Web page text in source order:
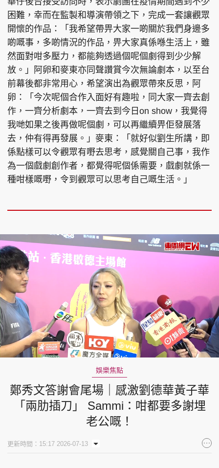
困難，幸而在監製和導演帶領之下，完成一套讓觀眾
開懷的作品：「我希望帶畀大家一啲關於我們身邊多
啲嘅事，多啲情況的作品，畀大家真係喺生活上，雖
然面對咁多壓力，都能夠透過個呢個劇得到少少解
放。」阿卵和麥東亦同聲讚賞今次無論劇本，以至台
前幕後都非常用心，希望演出為觀眾帶來反思，阿
卵：「今次呢個合作入面好有趣啦，同大家一齊去創
作，一齊分析劇本，一齊去到今日on show，我覺得
我哋如果之後再做呢個劇，可以再繼續畀佢發展落
去，仲有得再發展。」麥東：「就好似劉生所講，即
係點樣可以令觀眾有嘢去思考，感覺關自己事，我作
為一個戲劇創作者，都覺得呢個係需要，戲劇就係一
種咁樣嘅嘢，令到觀眾可以思考自己嘅生活。」
UnmuteLoaded
7.18%
娛樂焦點
鄭秀文答謝會尾場｜感激劉德華黃子華
「兩肋插刀」 Sammi：咁都要多謝埋
老公嘅！
更新時間：15:17 2026-07-13